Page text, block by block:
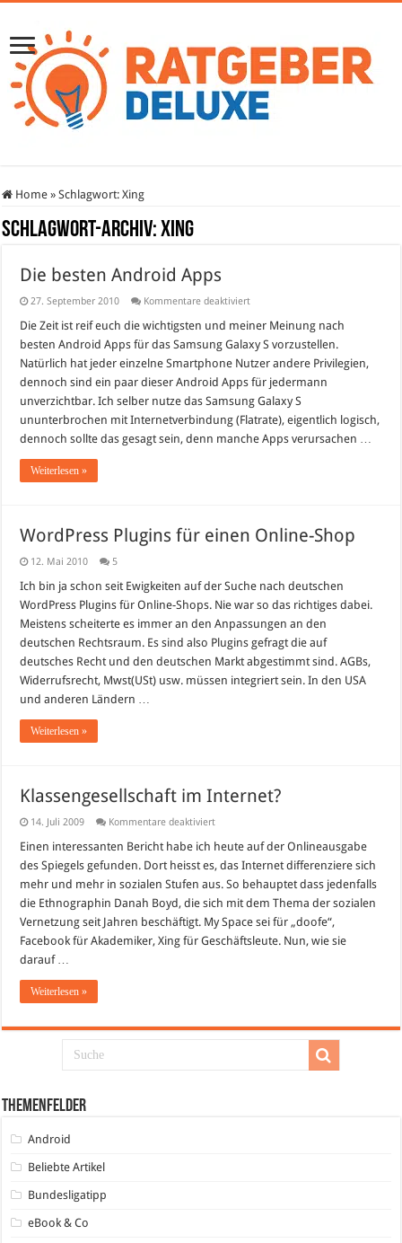
Home » Schlagwort:Xing
Schlagwort-Archiv:Xing
Die besten Android Apps
27. September 2010 Kommentare deaktiviertfür
besten
Apps
Die Zeit ist reif euch die wichtigsten und meiner Meinung nach
besten Android Apps für das Samsung Galaxy S vorzustellen.
Natürlich hat jeder einzelne Smartphone Nutzer andere Privilegien,
dennoch sind ein paar dieser Android Apps für jedermann
unverzichtbar. Ich selber nutze das Samsung Galaxy S
ununterbrochen mit Internetverbindung (Flatrate), eigentlich logisch,
dennoch sollte das gesagt sein, denn manche Apps verursachen …
Weiterlesen »
WordPress Plugins für einen Online-Shop
12. Mai 2010 5
Ich bin ja schon seit Ewigkeiten auf der Suche nach deutschen
WordPress Plugins für Online-Shops. Nie war so das richtiges dabei.
Meistens scheiterte es immer an den Anpassungen an den
deutschen Rechtsraum. Es sind also Plugins gefragt die auf
deutsches Recht und den deutschen Markt abgestimmt sind. AGBs,
Widerrufsrecht, Mwst(USt) usw. müssen integriert sein. In den USA
und anderen Ländern …
Weiterlesen »
Klassengesellschaft im Internet?
14. Juli 2009 Kommentare deaktiviertfür
im
Einen interessanten Bericht habe ich heute auf der Onlineausgabe
des Spiegels gefunden. Dort heisst es, das Internet differenziere sich
mehr und mehr in sozialen Stufen aus. So behauptet dass jedenfalls
die Ethnographin Danah Boyd, die sich mit dem Thema der sozialen
Vernetzung seit Jahren beschäftigt. My Space sei für „doofe“,
Facebook für Akademiker, Xing für Geschäftsleute. Nun, wie sie
darauf …
Weiterlesen »
Themenfelder
Android
Beliebte Artikel
Bundesligatipp
eBook & Co